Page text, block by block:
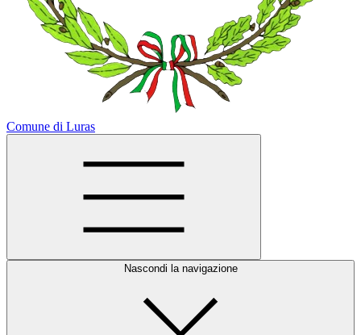
Comune di Luras
Nascondi la navigazione